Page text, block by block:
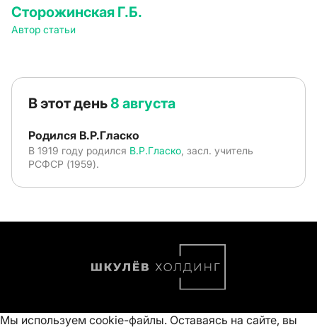
Сторожинская Г.Б.
Автор статьи
В этот день8 августа
Родился В.Р.Гласко
В 1919 году родился В.Р.Гласко , засл. учитель
РСФСР (1959).
Мы используем cookie-файлы. Оставаясь на сайте, вы